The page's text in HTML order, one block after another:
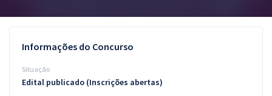
Questões grátis
Conteúdo gratuito
Informações do Concurso
Situação
Edital publicado (Inscrições abertas)